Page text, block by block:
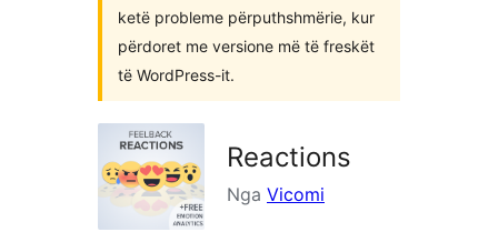
ketë probleme përputhshmërie, kur
përdoret me versione më të freskët
të WordPress-it.
Reactions
Nga Vicomi